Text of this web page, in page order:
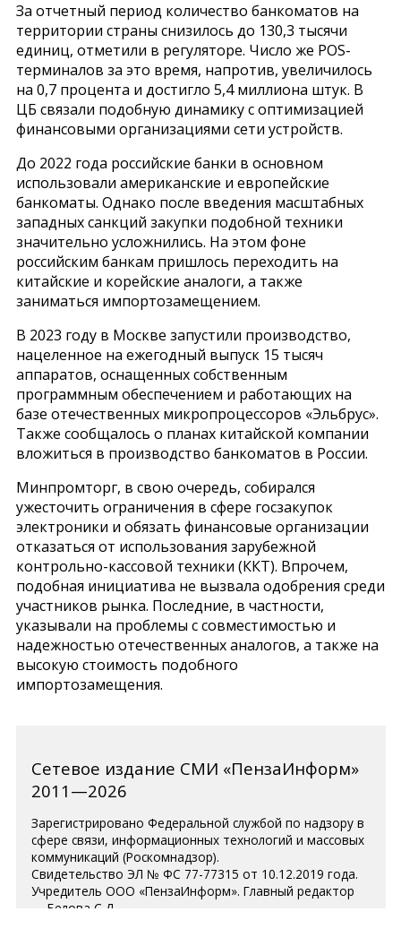
За отчетный период количество банкоматов на
территории страны снизилось до 130,3 тысячи
единиц, отметили в регуляторе. Число же POS-
терминалов за это время, напротив, увеличилось
на 0,7 процента и достигло 5,4 миллиона штук. В
ЦБ связали подобную динамику с оптимизацией
финансовыми организациями сети устройств.
До 2022 года российские банки в основном
использовали американские и европейские
банкоматы. Однако после введения масштабных
западных санкций закупки подобной техники
значительно усложнились. На этом фоне
российским банкам пришлось переходить на
китайские и корейские аналоги, а также
заниматься импортозамещением.
В 2023 году в Москве запустили производство,
нацеленное на ежегодный выпуск 15 тысяч
аппаратов, оснащенных собственным
программным обеспечением и работающих на
базе отечественных микропроцессоров «Эльбрус».
Также сообщалось о планах китайской компании
вложиться в производство банкоматов в России.
Минпромторг, в свою очередь, собирался
ужесточить ограничения в сфере госзакупок
электроники и обязать финансовые организации
отказаться от использования зарубежной
контрольно-кассовой техники (ККТ). Впрочем,
подобная инициатива не вызвала одобрения среди
участников рынка. Последние, в частности,
указывали на проблемы с совместимостью и
надежностью отечественных аналогов, а также на
высокую стоимость подобного
импортозамещения.
Сетевое издание СМИ «ПензаИнформ»
2011—2026
Зарегистрировано Федеральной службой по надзору в
сфере связи, информационных технологий и массовых
коммуникаций (Роскомнадзор).
Свидетельство ЭЛ № ФС 77-77315 от 10.12.2019 года.
Учредитель ООО «ПензаИнформ». Главный редактор
— Белова С.Д.